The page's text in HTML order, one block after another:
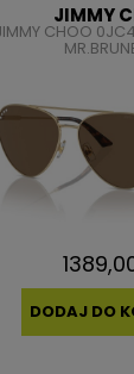
JIMMY
CHOO
DODAJ DO